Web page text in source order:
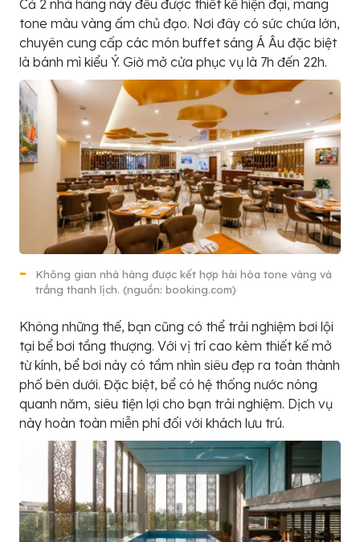
Cả 2 nhà hàng này đều được thiết kế hiện đại, mang
tone màu vàng ấm chủ đạo. Nơi đây có sức chứa lớn,
chuyên cung cấp các món buffet sáng Á Âu đặc biệt
là bánh mì kiểu Ý. Giờ mở cửa phục vụ là 7h đến 22h.
Không gian nhà hàng được kết hợp hài hòa tone vàng và
trắng thanh lịch. (nguồn: booking.com)
Không những thế, bạn cũng có thể trải nghiệm bơi lội
tại bể bơi tầng thượng. Với vị trí cao kèm thiết kế mở
từ kính, bể bơi này có tầm nhìn siêu đẹp ra toàn thành
phố bên dưới. Đặc biệt, bể có hệ thống nước nóng
quanh năm, siêu tiện lợi cho bạn trải nghiệm. Dịch vụ
này hoàn toàn miễn phí đối với khách lưu trú.